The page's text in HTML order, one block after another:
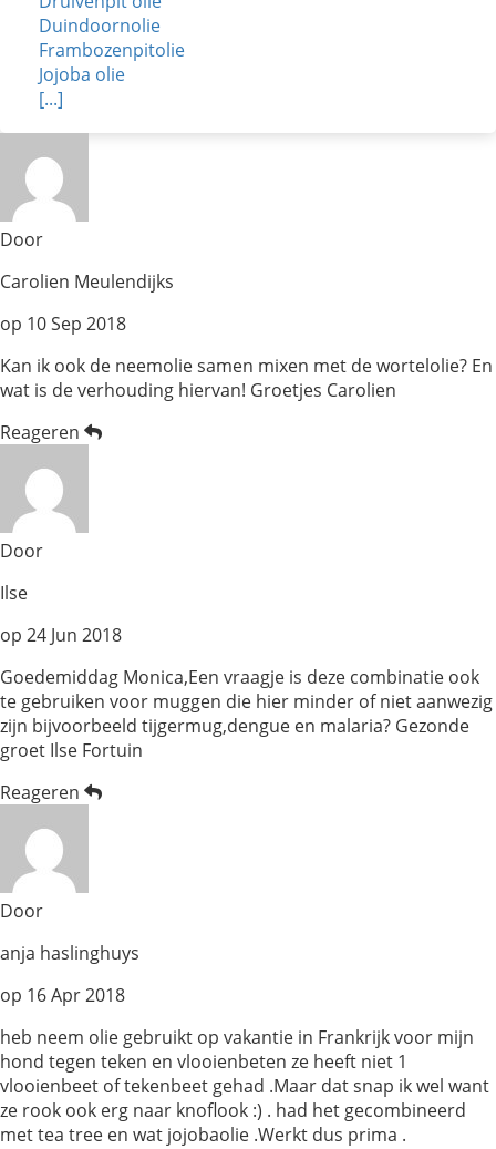
Duindoornolie
Frambozenpitolie
Jojoba olie
[...]
Door
Carolien Meulendijks
op 10 Sep 2018
Kan ik ook de neemolie samen mixen met de wortelolie? En
wat is de verhouding hiervan! Groetjes Carolien
Reageren
Door
Ilse
op 24 Jun 2018
Goedemiddag Monica,Een vraagje is deze combinatie ook
te gebruiken voor muggen die hier minder of niet aanwezig
zijn bijvoorbeeld tijgermug,dengue en malaria? Gezonde
groet Ilse Fortuin
Reageren
Door
anja haslinghuys
op 16 Apr 2018
heb neem olie gebruikt op vakantie in Frankrijk voor mijn
hond tegen teken en vlooienbeten ze heeft niet 1
vlooienbeet of tekenbeet gehad .Maar dat snap ik wel want
ze rook ook erg naar knoflook :) . had het gecombineerd
met tea tree en wat jojobaolie .Werkt dus prima .